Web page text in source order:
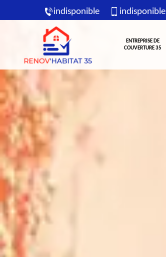
indisponible indisponible
ENTREPRISE DE
COUVERTURE 35